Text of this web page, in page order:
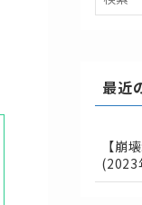
最近
【崩
(2023